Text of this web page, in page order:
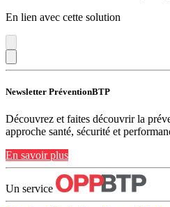
En lien avec cette solution
Newsletter PréventionBTP
Découvrez et faites découvrir la
approche santé, sécurité et
En savoir plus
Un service